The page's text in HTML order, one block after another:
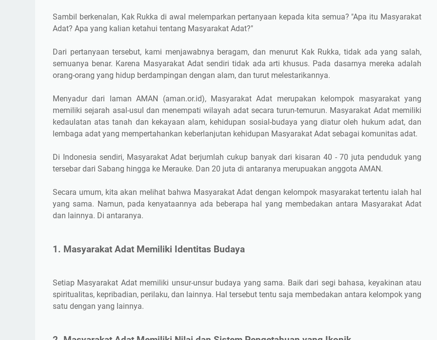
Sambil berkenalan, Kak Rukka di awal melemparkan pertanyaan kepada kita semua? "Apa itu Masyarakat
Adat? Apa yang kalian ketahui tentang Masyarakat Adat?"
Dari pertanyaan tersebut, kami menjawabnya beragam, dan menurut Kak Rukka, tidak ada yang salah,
semuanya benar. Karena Masyarakat Adat sendiri tidak ada arti khusus. Pada dasarnya mereka adalah
orang-orang yang hidup berdampingan dengan alam, dan turut melestarikannya.
Menyadur dari laman AMAN (aman.or.id), Masyarakat Adat merupakan kelompok masyarakat yang
memiliki sejarah asal-usul dan menempati wilayah adat secara turun-temurun. Masyarakat Adat memiliki
kedaulatan atas tanah dan kekayaan alam, kehidupan sosial-budaya yang diatur oleh hukum adat, dan
lembaga adat yang mempertahankan keberlanjutan kehidupan Masyarakat Adat sebagai komunitas adat.
Di Indonesia sendiri, Masyarakat Adat berjumlah cukup banyak dari kisaran 40 - 70 juta penduduk yang
tersebar dari Sabang hingga ke Merauke. Dan 20 juta di antaranya merupuakan anggota AMAN.
Secara umum, kita akan melihat bahwa Masyarakat Adat dengan kelompok masyarakat tertentu ialah hal
yang sama. Namun, pada kenyataannya ada beberapa hal yang membedakan antara Masyarakat Adat
dan lainnya. Di antaranya.
1. Masyarakat Adat Memiliki Identitas Budaya
Setiap Masyarakat Adat memiliki unsur-unsur budaya yang sama. Baik dari segi bahasa, keyakinan atau
spiritualitas, kepribadian, perilaku, dan lainnya. Hal tersebut tentu saja membedakan antara kelompok yang
satu dengan yang lainnya.